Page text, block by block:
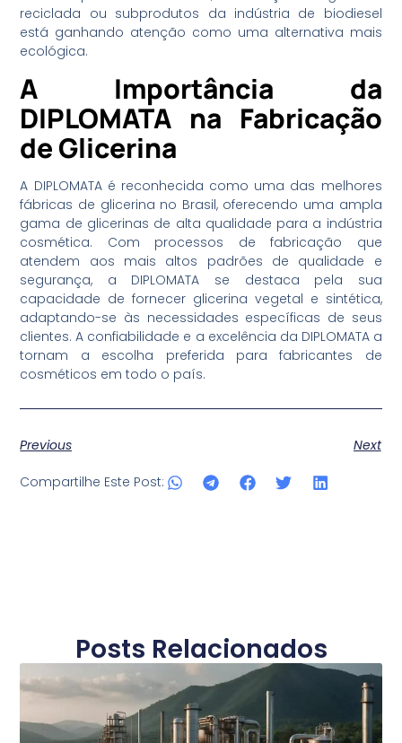
reciclada ou subprodutos da indústria de biodiesel
está ganhando atenção como uma alternativa mais
ecológica.
A Importância da
DIPLOMATA na Fabricação
de Glicerina
A DIPLOMATA é reconhecida como uma das melhores
fábricas de glicerina no Brasil, oferecendo uma ampla
gama de glicerinas de alta qualidade para a indústria
cosmética. Com processos de fabricação que
atendem aos mais altos padrões de qualidade e
segurança, a DIPLOMATA se destaca pela sua
capacidade de fornecer glicerina vegetal e sintética,
adaptando-se às necessidades específicas de seus
clientes. A confiabilidade e a excelência da DIPLOMATA a
tornam a escolha preferida para fabricantes de
cosméticos em todo o país.
Previous Next
Compartilhe Este Post:
Posts Relacionados